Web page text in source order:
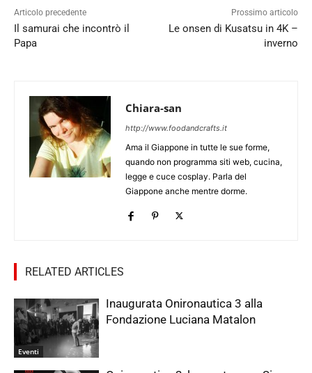
Articolo precedente
Il samurai che incontrò il
Papa
Prossimo articolo
Le onsen di Kusatsu in 4K –
inverno
Chiara-san
http://www.foodandcrafts.it
Ama il Giappone in tutte le sue forme,
quando non programma siti web, cucina,
legge e cuce cosplay. Parla del
Giappone anche mentre dorme.
RELATED ARTICLES
Eventi
Inaugurata Onironautica 3 alla
Fondazione Luciana Matalon